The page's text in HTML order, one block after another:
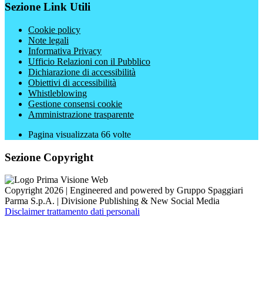
Sezione Link Utili
Cookie policy
Note legali
Informativa Privacy
Ufficio Relazioni con il Pubblico
Dichiarazione di accessibilità
Obiettivi di accessibilità
Whistleblowing
Gestione consensi cookie
Amministrazione trasparente
Pagina visualizzata 66 volte
Sezione Copyright
Copyright 2026 | Engineered and powered by Gruppo Spaggiari
Parma S.p.A. | Divisione Publishing & New Social Media
Disclaimer trattamento dati personali